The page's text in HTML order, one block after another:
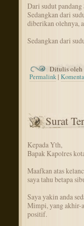
Dari sudut
Sedangkan dari
diberikan olehnya,
Sedangkan dari
Ditulis oleh
Permalink |
Surat
Kepada Yth,
Bapak Kapolres
Maafkan atas
saya tahu betapa
Saya yakin anda
Mimpi, yang akhir-
positif.